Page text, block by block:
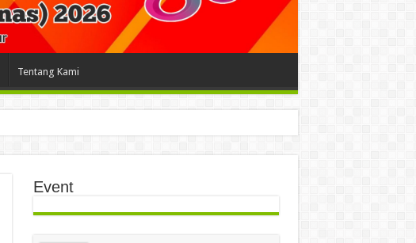
Tentang Kami
Event